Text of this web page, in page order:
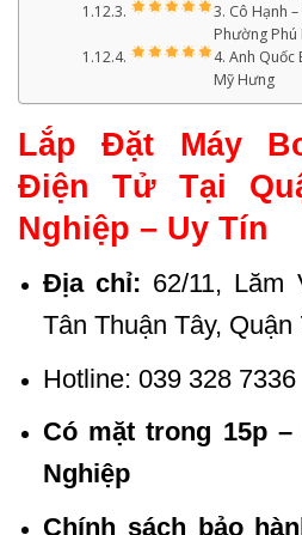
3. Cô Hạnh
Phường Phú
4. Anh Quốc
Mỹ Hưng
Lắp Đặt Máy
Điện Tử Tại
Nghiệp – Uy Tín
Địa chỉ: 62/11, Lăm
Tân Thuận Tây, Quận
Hotline: 039 328 7336
Có mặt trong 15p
Nghiệp
Chính sách bảo